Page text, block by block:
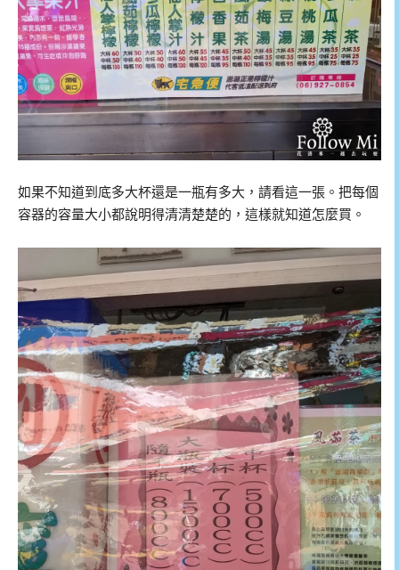
如果不知道到底多大杯還是一瓶有多大，請看這一張。把每個
容器的容量大小都說明得清清楚楚的，這樣就知道怎麼買。